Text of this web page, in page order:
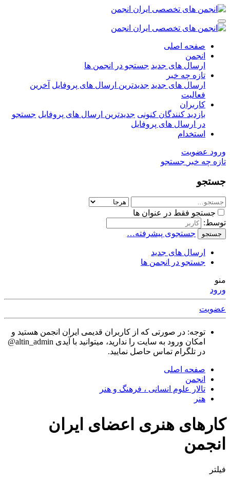
صفحه اصلی
انجمن
ارسال های جدید جستجو در انجمن ها
تازه چه خبر
ارسال های جدید جدیدترین ارسال های پروفایل آخرین
فعالیت
کاربران
بازدید کنندگان کنونی جدیدترین ارسال های پروفایل جستجو
در ارسال های پروفایل
استخدام
ورود عضویت
تازه چه خبر جستجو
جستجو
جستجو فقط در عنوان ها
توسط:
جستجو جستجوی پیشرفته…
ارسال های جدید
جستجو در انجمن ها
منو
ورود
عضویت
توجه: در صورتی که از کاربران قدیمی ایران انجمن هستید و
امکان ورود به سایت را ندارید، میتوانید با آیدی altin_admin@
در تلگرام تماس حاصل نمایید.
صفحه اصلی
انجمن
تالار علوم انسانی ، فرهنگ و هنر
هنر
کارهای هنری اعضای ایران
انجمن
فیلتر